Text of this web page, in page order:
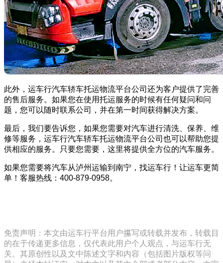
此外，运车行汽车轿车托运物流平台公司还为客户提供了完善
的售后服务。如果您在使用托运服务的时候有任何疑问和问
题，您可以随时联系公司，并在第一时间获得解决方案。
最后，我们要告诉您，如果您需要对汽车进行清洗、保养、维
修等服务，运车行汽车轿车托运物流平台公司也可以帮助您提
供相应的服务。只要您需要，这里将提供全方位的汽车服务。
如果您需要将汽车从泸州运输到南宁，找运车行！让运车更简
单！客服热线：400-879-0958。
免责声明：本文由运车行平台用户攥写或转载并发布，转载目
的在于传递更多信息，仅代表此用户个人观点，与运车行无
关。其原创性以及文中陈述文字和内容（包括图片版权等问